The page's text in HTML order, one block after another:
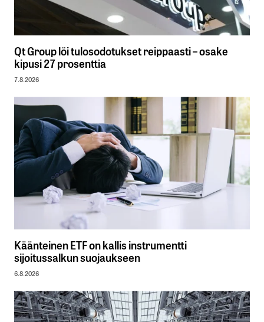
Qt Group löi tulosodotukset reippaasti – osake
kipusi 27 prosenttia
7.8.2026
Käänteinen ETF on kallis instrumentti
sijoitussalkun suojaukseen
6.8.2026